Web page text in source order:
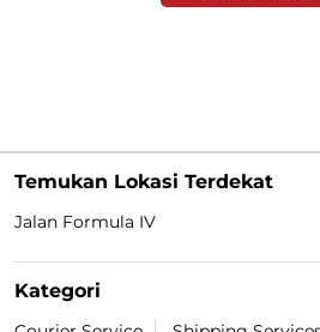
Temukan Lokasi Terdekat
Jalan Formula IV
Kategori